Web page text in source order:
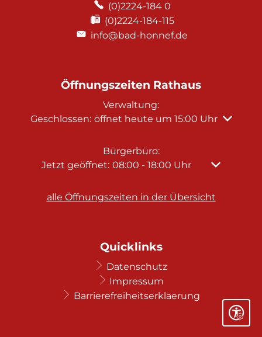
(0)2224-184 0
(0)2224-184-115
info@bad-honnef.de
Öffnungszeiten Rathaus
Verwaltung:
Klicken, um weitere Öffnungs- oder
Geschlossen: öffnet heute um 15:00 Uhr
Bürgerbüro:
Klicken, um weitere Öffnungs- oder
Jetzt geöffnet: 08:00 - 18:00 Uhr Von 08:00
alle Öffnungszeiten in der Übersicht
Quicklinks
Datenschutz
Impressum
Barrierefreiheitserklaerung
Seite